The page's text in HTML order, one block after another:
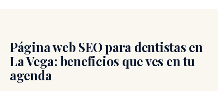
Página web SEO para dentistas en
La Vega: beneficios que ves en tu
agenda